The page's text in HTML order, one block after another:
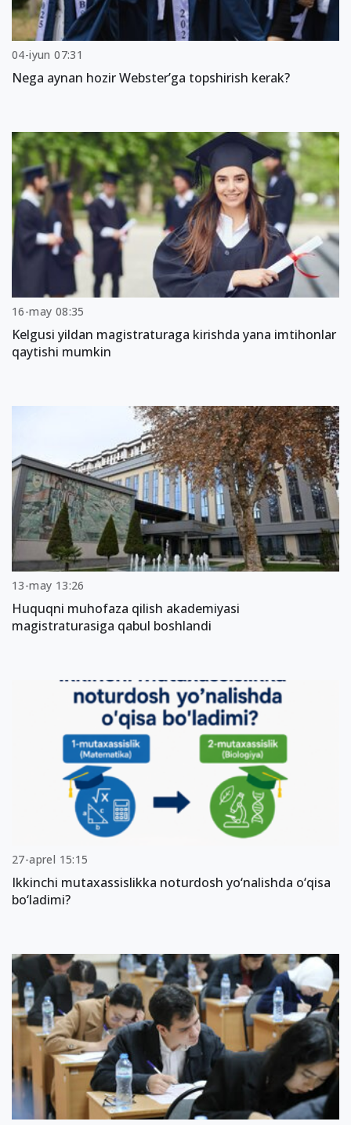
04-iyun 07:31
Nega aynan hozir Webster’ga topshirish kerak?
16-may 08:35
Kelgusi yildan magistraturaga kirishda yana imtihonlar
qaytishi mumkin
13-may 13:26
Huquqni muhofaza qilish akademiyasi
magistraturasiga qabul boshlandi
27-aprel 15:15
Ikkinchi mutaxassislikka noturdosh yo‘nalishda o‘qisa
bo‘ladimi?